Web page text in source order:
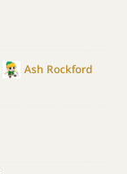
Ash Rockford